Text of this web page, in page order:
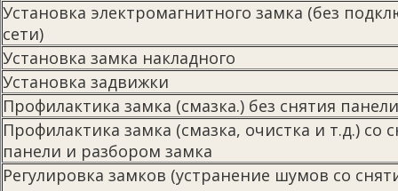
Установка электромагнитного замка (без
сети)
Установка замка накладного
Установка задвижки
Профилактика замка (смазка.) без снятия панели
Профилактика замка (смазка, очистка и т.д.) со
панели и разбором замка
Регулировка замков (устранение шумов со